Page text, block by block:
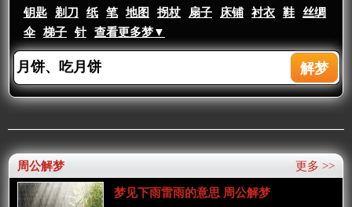
钥匙
剃刀 纸 笔 地图 拐杖 扇子 床铺 衬衣 鞋
丝绸
伞
梯子 针 查看更多梦▼
更多 >>
周公解梦
梦见下雨雷雨的意思 周公解梦